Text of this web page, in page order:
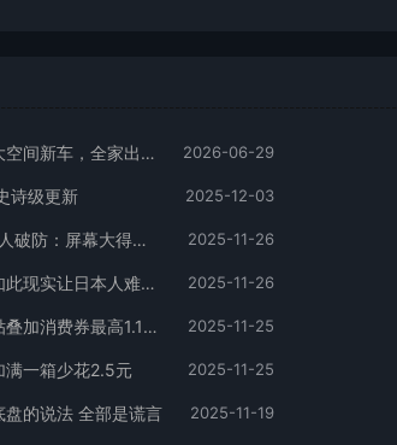
8-13 万家用 SUV 横评：4 台大空间新车，全家出行不挤不憋屈 2026-06-29
诗级更新 2025-12-03
全新国产丰田RAV4荣放让美国人破防：屏幕大得多 还更便宜！ 2025-11-26
中国燃油车出口将反超日本：如此现实让日本人难以接受 2025-11-26
杭州实施新一轮汽车促消：补贴叠加消费券最高1.1万元 2025-11-25
满一箱少花2.5元 2025-11-25
的说法 全部是谎言 2025-11-19